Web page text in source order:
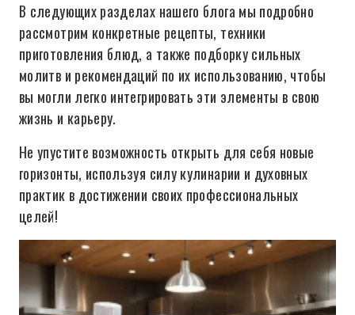
В следующих разделах нашего блога мы подробно
рассмотрим конкретные рецепты, техники
приготовления блюд, а также подборку сильных
молитв и рекомендаций по их использованию, чтобы
вы могли легко интегрировать эти элементы в свою
жизнь и карьеру.
Не упустите возможность открыть для себя новые
горизонты, используя силу кулинарии и духовных
практик в достижении своих профессиональных
целей!